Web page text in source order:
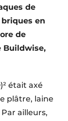
de
en
de
Buildwise,
était axé
plâtre, laine
ailleurs,